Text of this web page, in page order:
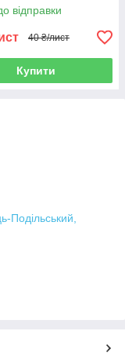
відправки
40 ₴/лист
Купити
Подільський,